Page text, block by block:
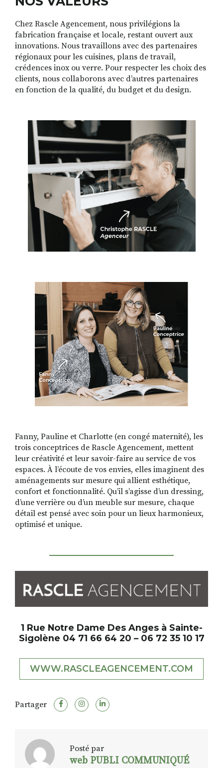
Chez Rascle Agencement, nous privilégions la
fabrication française et locale, restant ouvert aux
innovations. Nous travaillons avec des partenaires
régionaux pour les cuisines, plans de travail,
crédences inox ou verre. Pour respecter les choix des
clients, nous collaborons avec d’autres partenaires
en fonction de la qualité, du budget et du design.
Fanny, Pauline et Charlotte (en congé maternité), les
trois conceptrices de Rascle Agencement, mettent
leur créativité et leur savoir-faire au service de vos
espaces. À l’écoute de vos envies, elles imaginent des
aménagements sur mesure qui allient esthétique,
confort et fonctionnalité. Qu’il s’agisse d’un dressing,
d’une verrière ou d’un meuble sur mesure, chaque
détail est pensé avec soin pour un lieux harmonieux,
optimisé et unique.
1 Rue Notre Dame Des Anges à Sainte-
Sigolène 04 71 66 64 20 – 06 72 35 10 17
WWW.RASCLEAGENCEMENT.COM
Partager
Posté par
web PUBLI COMMUNIQUÉ